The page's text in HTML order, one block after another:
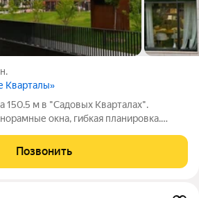
Кварталы»
150.5 м в "Садовых Кварталах".
окна, гибкая планировка.
Позвонить